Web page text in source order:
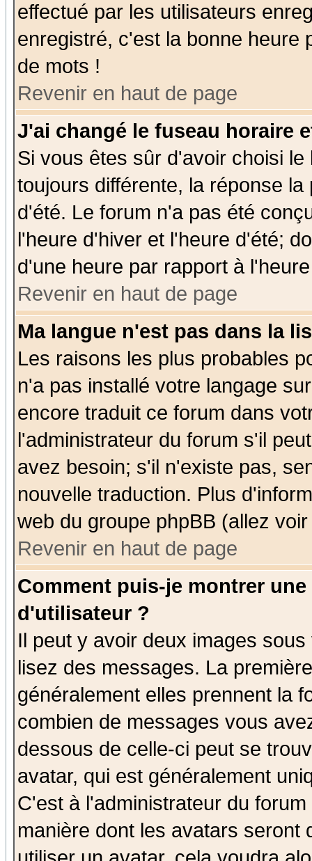
effectué par les utilisateurs
enregistré, c'est la bonne heure
de mots !
Revenir en haut de page
J'ai changé le fuseau horaire
Si vous êtes sûr d'avoir choisi
toujours différente, la réponse
d'été. Le forum n'a pas été
l'heure d'hiver et l'heure d'été;
d'une heure par rapport à
Revenir en haut de page
Ma langue n'est pas dans la
Les raisons les plus probables
n'a pas installé votre langage
encore traduit ce forum dans
l'administrateur du forum s'il
avez besoin; s'il n'existe pas,
nouvelle traduction. Plus
web du groupe phpBB (allez
Revenir en haut de page
Comment puis-je montrer
d'utilisateur ?
Il peut y avoir deux images
lisez des messages. La
généralement elles prennent la
combien de messages vous
dessous de celle-ci peut se
avatar, qui est généralement
C'est à l'administrateur du
manière dont les avatars seront